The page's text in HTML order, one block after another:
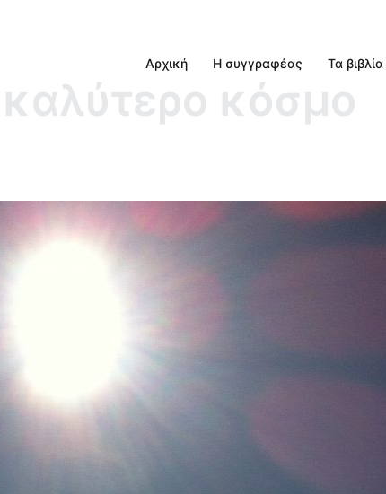
Αρχική Η συγγραφέας Τα βιβλία
κόσμο